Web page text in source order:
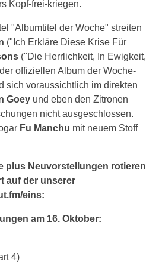
Kopf-frei-kriegen.
"Albumtitel der Woche" streiten
("Ich Erkläre Diese Krise Für
("Die Herrlichkeit, In Ewigkeit,
offiziellen Album der Woche-
sich voraussichtlich im direkten
Goey und eben den Zitronen
nicht ausgeschlossen.
Fu Manchu mit neuem Stoff
plus Neuvorstellungen rotieren
auf der unserer
eins:
am 16. Oktober:
4)